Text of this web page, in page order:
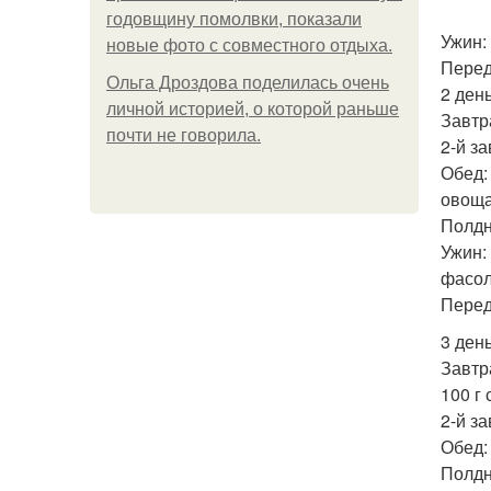
годовщину помолвки, показали
новые фото с совместного отдыха.
Ольга Дроздова поделилась очень
личной историей, о которой раньше
почти не говорила.
Ужин:
2
2-й
Обед:
Ужин:
3
100 г
2-й
Обед: